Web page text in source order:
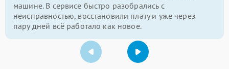
машине. В сервисе быстро разобрались с
неисправностью, восстановили плату и уже через
пару дней всё работало как новое.